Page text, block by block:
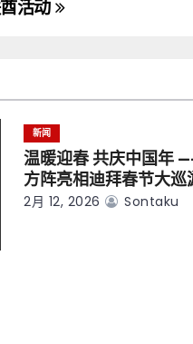
活动
新闻
温暖迎春 共庆中国年
方阵亮相迪拜春节大巡
2月 12, 2026 Sontaku